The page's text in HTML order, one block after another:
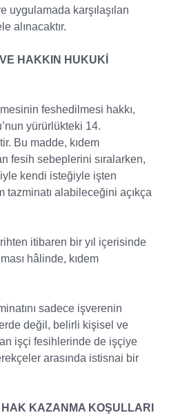
uygulamada karşılaşılan
alınacaktır.
HAKKIN HUKUKİ
feshedilmesi hakkı,
yürürlükteki 14.
Bu madde, kıdem
fesih sebeplerini sıralarken,
kendi isteğiyle işten
tazminatı alabileceğini açıkça
itibaren bir yıl içerisinde
hâlinde, kıdem
sadece işverenin
değil, belirli kişisel ve
işçi fesihlerinde de işçiye
arasında istisnai bir
KAZANMA KOŞULLARI